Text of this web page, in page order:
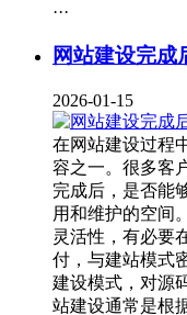
···
网站建设完成
2026-01-15
在网站建设过程
容之一。很多客
完成后，是否能
用和维护的空间
灵活性，有必要
付，与建站模式
建设模式，对源
站建设通常是根